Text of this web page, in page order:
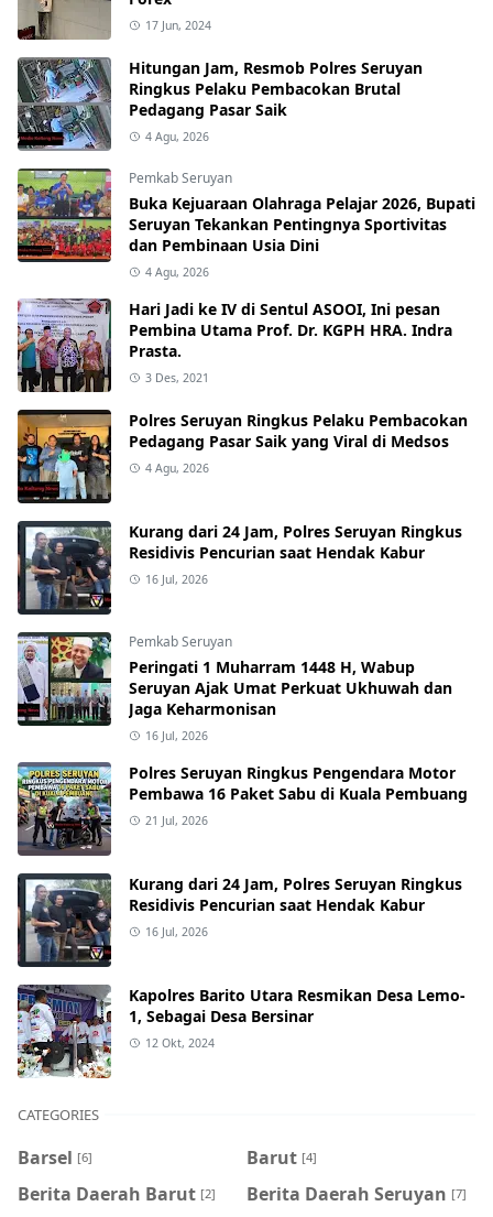
17 Jun, 2024
Hitungan Jam, Resmob Polres Seruyan
Ringkus Pelaku Pembacokan Brutal
Pedagang Pasar Saik
4 Agu, 2026
Pemkab Seruyan
Buka Kejuaraan Olahraga Pelajar 2026, Bupati
Seruyan Tekankan Pentingnya Sportivitas
dan Pembinaan Usia Dini
4 Agu, 2026
Hari Jadi ke IV di Sentul ASOOI, Ini pesan
Pembina Utama Prof. Dr. KGPH HRA. Indra
Prasta.
3 Des, 2021
Polres Seruyan Ringkus Pelaku Pembacokan
Pedagang Pasar Saik yang Viral di Medsos
4 Agu, 2026
Kurang dari 24 Jam, Polres Seruyan Ringkus
Residivis Pencurian saat Hendak Kabur
16 Jul, 2026
Pemkab Seruyan
Peringati 1 Muharram 1448 H, Wabup
Seruyan Ajak Umat Perkuat Ukhuwah dan
Jaga Keharmonisan
16 Jul, 2026
Polres Seruyan Ringkus Pengendara Motor
Pembawa 16 Paket Sabu di Kuala Pembuang
21 Jul, 2026
Kurang dari 24 Jam, Polres Seruyan Ringkus
Residivis Pencurian saat Hendak Kabur
16 Jul, 2026
Kapolres Barito Utara Resmikan Desa Lemo-
1, Sebagai Desa Bersinar
12 Okt, 2024
CATEGORIES
Barsel [6] Barut [4]
Berita Daerah Barut [2] Berita Daerah Seruyan [7]